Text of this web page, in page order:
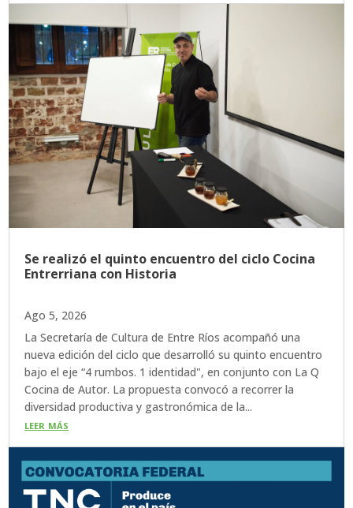
Se realizó el quinto encuentro del ciclo Cocina
Entrerriana con Historia
Ago 5, 2026
La Secretaría de Cultura de Entre Ríos acompañó una
nueva edición del ciclo que desarrolló su quinto encuentro
bajo el eje “4 rumbos. 1 identidad", en conjunto con La Q
Cocina de Autor. La propuesta convocó a recorrer la
diversidad productiva y gastronómica de la...
leer más